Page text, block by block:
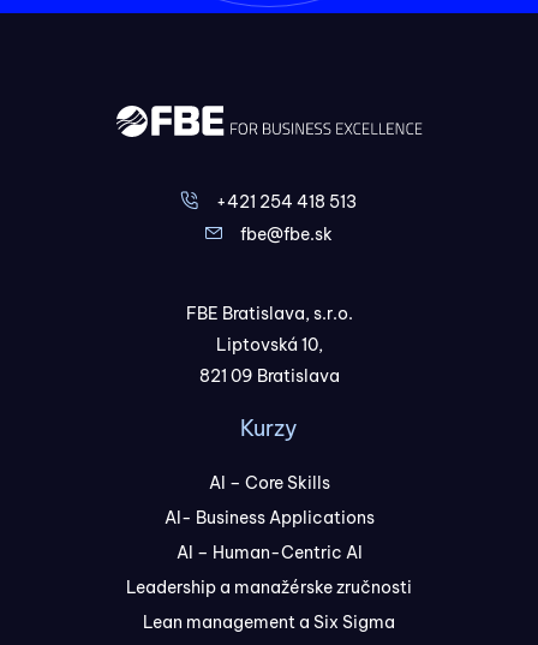
+421 254 418 513
fbe@fbe.sk
FBE Bratislava, s.r.o.
Liptovská 10,
821 09 Bratislava
Kurzy
AI – Core Skills
AI- Business Applications
AI – Human-Centric AI
Leadership a manažérske zručnosti
Lean management a Six Sigma